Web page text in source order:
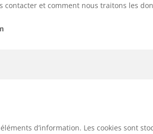
et comment nous traitons les
d’information. Les cookies sont